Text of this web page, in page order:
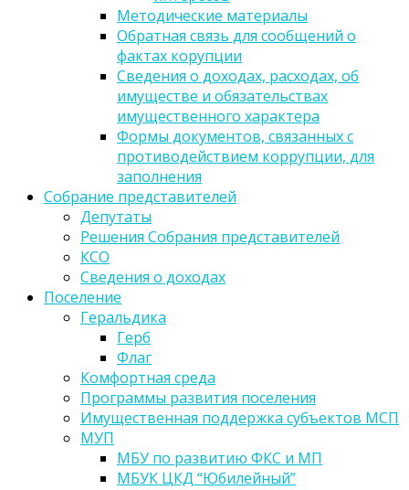
Методические материалы
Обратная связь для сообщений о
фактах корупции
Сведения о доходах, расходах, об
имуществе и обязательствах
имущественного характера
Формы документов, связанных с
противодействием коррупции, для
заполнения
Собрание представителей
Депутаты
Решения Собрания представителей
КСО
Сведения о доходах
Поселение
Геральдика
Герб
Флаг
Комфортная среда
Программы развития поселения
Имущественная поддержка субъектов МСП
МУП
МБУ по развитию ФКС и МП
МБУК ЦКД “Юбилейный”